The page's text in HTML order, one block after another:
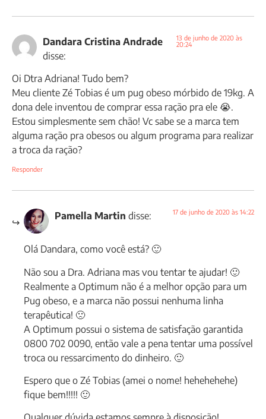
Dandara Cristina Andrade
disse:
13 de junho de 2020 às
20:24
Oi Dtra Adriana! Tudo bem?
Meu cliente Zé Tobias é um pug obeso mórbido de 19kg. A
dona dele inventou de comprar essa ração pra ele 😭.
Estou simplesmente sem chão! Vc sabe se a marca tem
alguma ração pra obesos ou algum programa para realizar
a troca da ração?
Responder
Pamella Martin disse: 17 de junho de 2020 às 14:22
Olá Dandara, como você está? 🙂
Não sou a Dra. Adriana mas vou tentar te ajudar! 🙂
Realmente a Optimum não é a melhor opção para um
Pug obeso, e a marca não possui nenhuma linha
terapêutica! 🙁
A Optimum possui o sistema de satisfação garantida
0800 702 0090, então vale a pena tentar uma possível
troca ou ressarcimento do dinheiro. 🙂
Espero que o Zé Tobias (amei o nome! hehehehehe)
fique bem!!!!! 🙂